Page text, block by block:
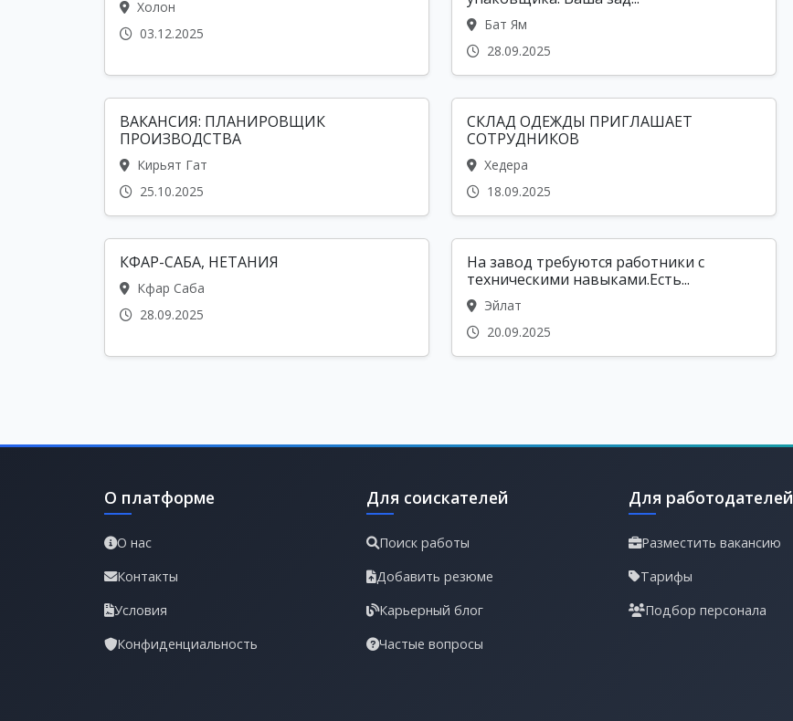
Холон
03.12.2025
Бат Ям
28.09.2025
ВАКАНСИЯ: ПЛАНИРОВЩИК
ПРОИЗВОДСТВА
Кирьят Гат
25.10.2025
СКЛАД ОДЕЖДЫ ПРИГЛАШАЕТ
СОТРУДНИКОВ
Хедера
18.09.2025
КФАР-САБА, НЕТАНИЯ
Кфар Саба
28.09.2025
На завод требуются работники с
техническими навыками.Есть...
Эйлат
20.09.2025
О платформе
О нас
Контакты
Условия
Конфиденциальность
Для соискателей
Поиск работы
Добавить резюме
Карьерный блог
Частые вопросы
Для работодателей
Разместить вакансию
Тарифы
Подбор персонала